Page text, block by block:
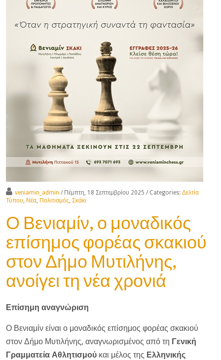
veniamin_admin / Πέμπτη, 18 Σεπτεμβρίου 2025 / Categories: Δελτία
Τύπου, Νέα, Πολιτισμός, Σκάκι
Ο Βενιαμίν, ο μοναδικός
επίσημος φορέας σκακιού
στον Δήμο Μυτιλήνης,
ανοίγει τη νέα χρονιά
Επίσημη αναγνώριση
Ο Βενιαμίν είναι ο μοναδικός επίσημος φορέας σκακιού
στον Δήμο Μυτιλήνης, αναγνωρισμένος από τη Γενική
Γραμματεία Αθλητισμούκαι μέλος της Ελληνικής